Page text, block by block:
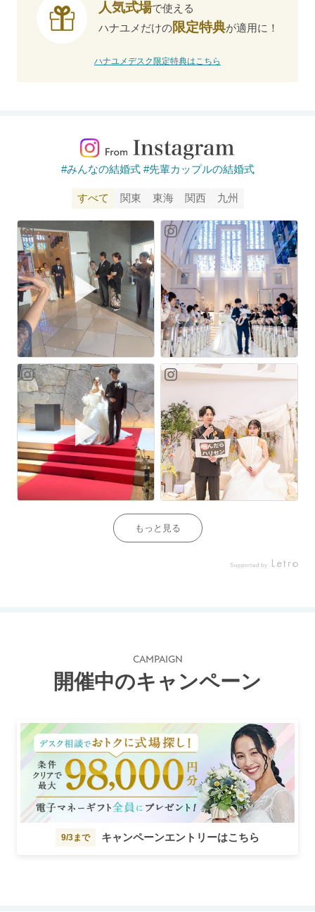
人気式場で使える
ハナユメだけの限定特典が適用に！
ハナユメデスク限定特典はこちら
#みんなの結婚式 #先輩カップルの結婚式
すべて 関東 東海 関西 九州
もっと見る
Supported by
CAMPAIGN
開催中のキャンペーン
9/3まで キャンペーンエントリーはこちら